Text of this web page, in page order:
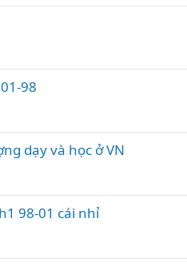
98
dạy và học ở VN
98-01 cái nhỉ